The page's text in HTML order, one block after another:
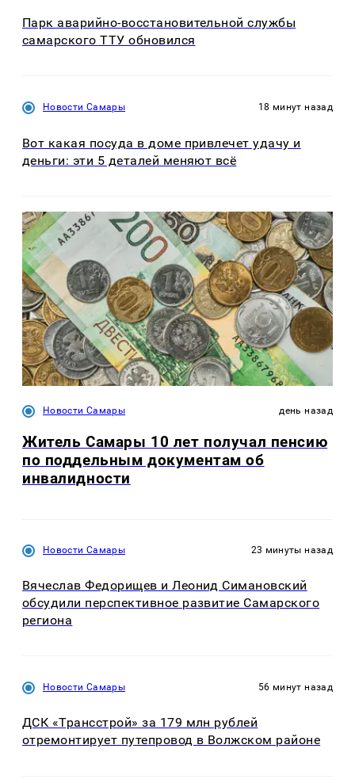
Парк аварийно-восстановительной службы
самарского ТТУ обновился
Новости Самары 18 минут назад
Вот какая посуда в доме привлечет удачу и
деньги: эти 5 деталей меняют всё
Новости Самары день назад
Житель Самары 10 лет получал пенсию
по поддельным документам об
инвалидности
Новости Самары 23 минуты назад
Вячеслав Федорищев и Леонид Симановский
обсудили перспективное развитие Самарского
региона
Новости Самары 56 минут назад
ДСК «Трансстрой» за 179 млн рублей
отремонтирует путепровод в Волжском районе